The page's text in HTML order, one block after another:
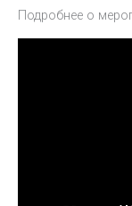
Подробнее о